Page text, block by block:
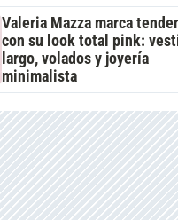
Valeria Mazza marca
con su look total pink:
largo, volados y joyería
minimalista